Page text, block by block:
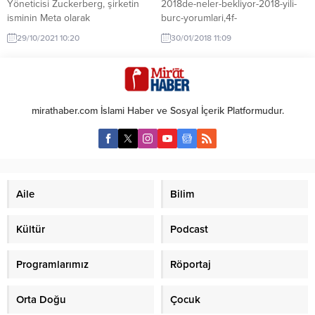
Müftüsü...
Yöneticisi Zuckerberg, şirketin
isminin Meta olarak
değiştirileceğini duyurdu.
29/10/2021 10:20
2018de-neler-bekliyor-2018-yili-
burc-yorumlari,4f-
tG5r8d0aHNo30joHBJw
Yukarıdaki link usulen konuldu.
astrolojik şirk türü yalanlar bir
tane değil binlerce. Her gün
birkaç tanesine tanık oluyoruz.
Hiç şüphemiz olmasın çok büyük
ahmaklar eğitimli insanlardan
çıkabilir. Çünkü onlar her şeyi
gerçek dışı beyanlarından bilgi
30/01/2018 11:09
mirathaber.com İslami Haber ve Sosyal İçerik Platformudur.
Aile Bilim
Kültür Podcast
Programlarımız Röportaj
Orta Doğu Çocuk